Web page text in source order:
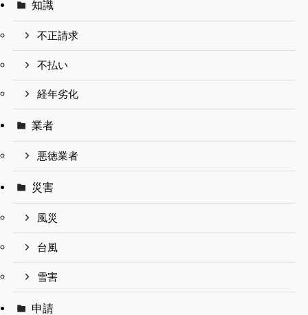
知識
不正請求
不払い
経年劣化
業者
悪徳業者
災害
風災
台風
雪害
申請